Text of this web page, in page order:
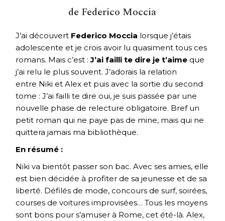
de Federico Moccia
J’ai découvert Federico Moccia lorsque j’étais
adolescente et je crois avoir lu quasiment tous ces
romans. Mais c’est :J’ai failli te dire je t’aime que
j’ai relu le plus souvent. J’adorais la relation
entre Niki et Alex et puis avec la sortie du second
tome : J’ai failli te dire oui, je suis passée par une
nouvelle phase de relecture obligatoire. Bref un
petit roman qui ne paye pas de mine, mais qui ne
quittera jamais ma bibliothèque.
En résumé :
Niki va bientôt passer son bac. Avec ses amies, elle
est bien décidée à profiter de sa jeunesse et de sa
liberté. Défilés de mode, concours de surf, soirées,
courses de voitures improvisées… Tous les moyens
sont bons pour s’amuser à Rome, cet été-là. Alex,